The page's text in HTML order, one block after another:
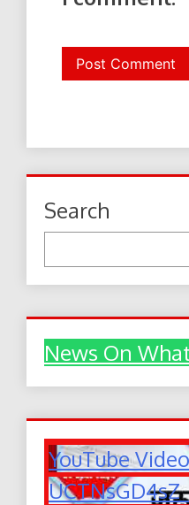
Search
News On
YouTube Video